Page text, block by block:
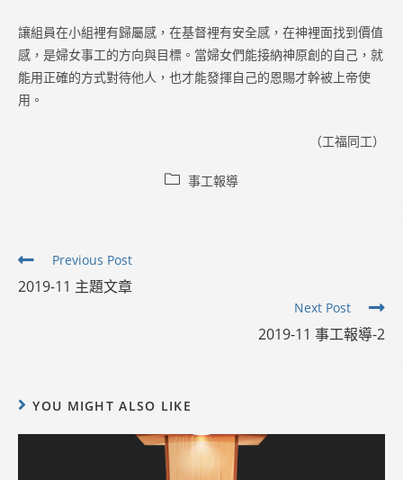
讓組員在小組裡有歸屬感，在基督裡有安全感，在神裡面找到價值
感，是婦女事工的方向與目標。當婦女們能接納神原創的自己，就
能用正確的方式對待他人，也才能發揮自己的恩賜才幹被上帝使
用。
（工福同工）
Post事工報導
Read
articles
Previous Post
2019-11 主題文章
Next Post
2019-11 事工報導-2
YOU MIGHT ALSO LIKE